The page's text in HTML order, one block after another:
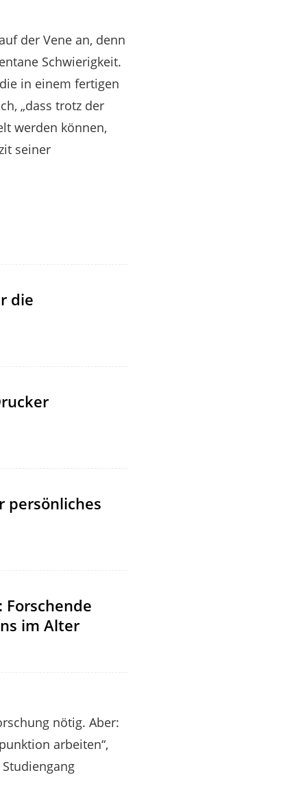
der Vene an, denn
Schwierigkeit.
in einem fertigen
„dass trotz der
werden können,
seiner
die
persönliches
im Alter
nötig. Aber:
arbeiten“,